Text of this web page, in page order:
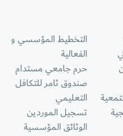
التخطيط المؤسسي و
الفعالية
حرم جامعي مستدام
صندوق ثامر للتكافل
التعليمي
تسجيل الموردين
الوثائق المؤسسية